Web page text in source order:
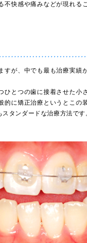
快感や痛みなどが現れる
すが、中でも最も治療実績
ひとつの歯に接着させた小
的に矯正治療というとこの
タンダードな治療方法です